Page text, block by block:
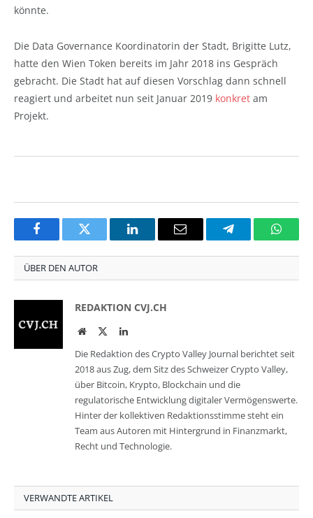
könnte.
Die Data Governance Koordinatorin der Stadt, Brigitte Lutz,
hatte den Wien Token bereits im Jahr 2018 ins Gespräch
gebracht. Die Stadt hat auf diesen Vorschlag dann schnell
reagiert und arbeitet nun seit Januar 2019 konkret am
Projekt.
FacebookTwitter LinkedInEmail Telegram
ÜBER DEN AUTOR
REDAKTION CVJ.CH
WebsiteTwitterLinkedIn
Die Redaktion des Crypto Valley Journal berichtet seit
2018 aus Zug, dem Sitz des Schweizer Crypto Valley,
über Bitcoin, Krypto, Blockchain und die
regulatorische Entwicklung digitaler Vermögenswerte.
Hinter der kollektiven Redaktionsstimme steht ein
Team aus Autoren mit Hintergrund in Finanzmarkt,
Recht und Technologie.
VERWANDTE ARTIKEL